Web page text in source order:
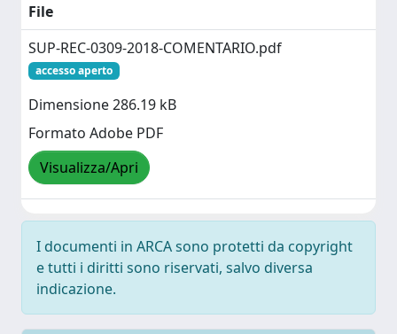
File
SUP-REC-0309-2018-COMENTARIO.pdf
accesso aperto
Dimensione 286.19 kB
Formato Adobe PDF
Visualizza/Apri
I documenti in ARCA sono protetti da copyright
e tutti i diritti sono riservati, salvo diversa
indicazione.